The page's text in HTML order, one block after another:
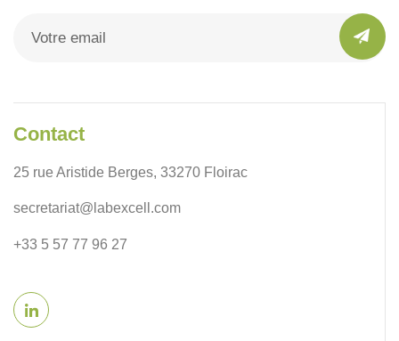
Contact
25 rue Aristide Berges, 33270 Floirac
secretariat@labexcell.com
+33 5 57 77 96 27